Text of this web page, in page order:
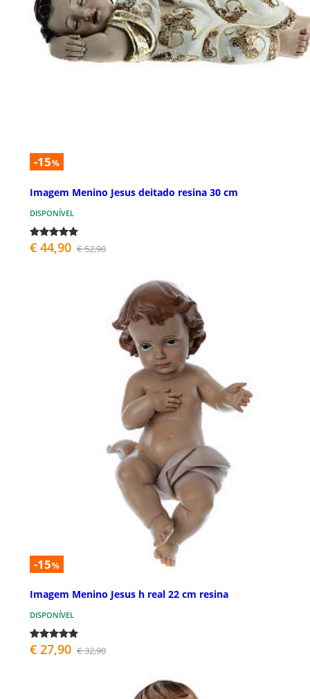
-15%
Imagem Menino Jesus deitado resina 30 cm
DISPONÍVEL
€ 44,90 € 52,90
-15%
Imagem Menino Jesus h real 22 cm resina
DISPONÍVEL
€ 27,90 € 32,90